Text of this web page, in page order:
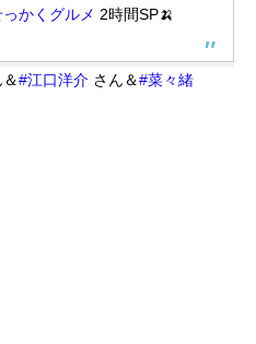
かくグルメ 2時間SP🍌
#江口洋介 さん＆#菜々緒